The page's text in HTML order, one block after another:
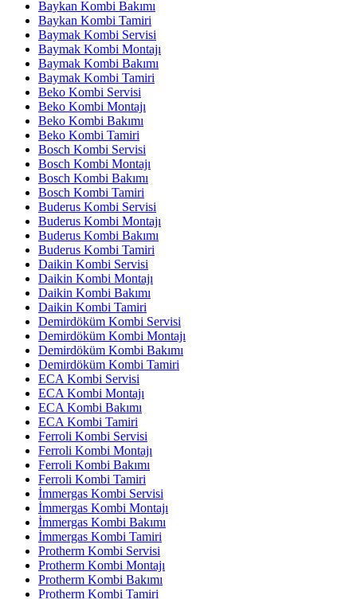
Baykan Kombi Bakımı
Baykan Kombi Tamiri
Baymak Kombi Servisi
Baymak Kombi Montajı
Baymak Kombi Bakımı
Baymak Kombi Tamiri
Beko Kombi Servisi
Beko Kombi Montajı
Beko Kombi Bakımı
Beko Kombi Tamiri
Bosch Kombi Servisi
Bosch Kombi Montajı
Bosch Kombi Bakımı
Bosch Kombi Tamiri
Buderus Kombi Servisi
Buderus Kombi Montajı
Buderus Kombi Bakımı
Buderus Kombi Tamiri
Daikin Kombi Servisi
Daikin Kombi Montajı
Daikin Kombi Bakımı
Daikin Kombi Tamiri
Demirdöküm Kombi Servisi
Demirdöküm Kombi Montajı
Demirdöküm Kombi Bakımı
Demirdöküm Kombi Tamiri
ECA Kombi Servisi
ECA Kombi Montajı
ECA Kombi Bakımı
ECA Kombi Tamiri
Ferroli Kombi Servisi
Ferroli Kombi Montajı
Ferroli Kombi Bakımı
Ferroli Kombi Tamiri
İmmergas Kombi Servisi
İmmergas Kombi Montajı
İmmergas Kombi Bakımı
İmmergas Kombi Tamiri
Protherm Kombi Servisi
Protherm Kombi Montajı
Protherm Kombi Bakımı
Protherm Kombi Tamiri